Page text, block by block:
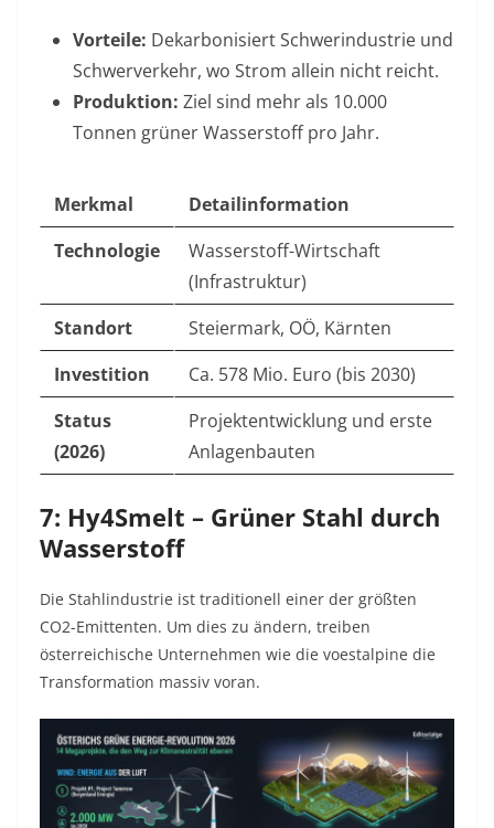
Vorteile: Dekarbonisiert Schwerindustrie und
Schwerverkehr, wo Strom allein nicht reicht.
Produktion: Ziel sind mehr als 10.000
Tonnen grüner Wasserstoff pro Jahr.
Merkmal
Detailinformation
Technologie
Wasserstoff-Wirtschaft
(Infrastruktur)
Standort
Steiermark, OÖ, Kärnten
Investition
Ca. 578 Mio. Euro (bis 2030)
Status
(2026)
Projektentwicklung und erste
Anlagenbauten
7: Hy4Smelt – Grüner Stahl durch
Wasserstoff
Die Stahlindustrie ist traditionell einer der größten
CO2-Emittenten. Um dies zu ändern, treiben
österreichische Unternehmen wie die voestalpine die
Transformation massiv voran.